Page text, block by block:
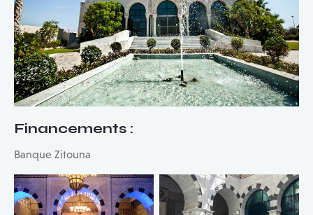
Financements :
Banque Zitouna